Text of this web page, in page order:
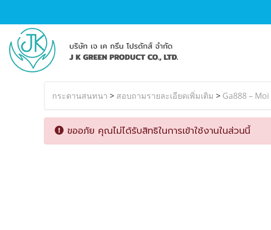
กระดานสนทนา > สอบถามรายละเอียดเพิ่มเติม > Ga888 –
ขออภัย คุณไม่ได้รับสิทธิในการเข้าใช้งานในส่วนนี้